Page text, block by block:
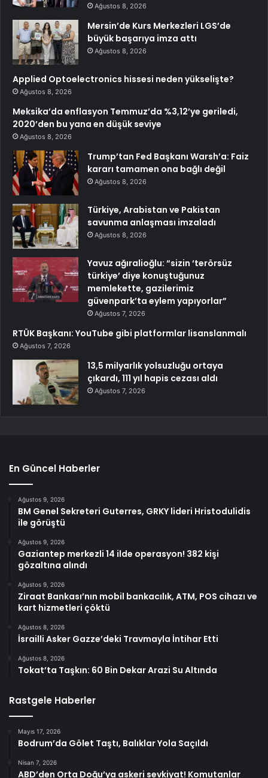
Ağustos 8, 2026
Mersin’de Kurs Merkezleri LGS’de
büyük başarıya imza attı
Ağustos 8, 2026
Applied Optoelectronics hissesi neden yükselişte?
Ağustos 8, 2026
Meksika’da enflasyon Temmuz’da %3,12’ye geriledi,
2020’den bu yana en düşük seviye
Ağustos 8, 2026
Trump’tan Fed Başkanı Warsh’a: Faiz
kararı tamamen ona bağlı değil
Ağustos 8, 2026
Türkiye, Arabistan ve Pakistan
savunma anlaşması imzaladı
Ağustos 8, 2026
Yavuz ağıralioğlu: “sizin ‘terörsüz
türkiye’ diye konuştuğunuz
memlekette, gazilerimiz
güvenpark’ta eylem yapıyorlar”
Ağustos 7, 2026
RTÜK Başkanı: YouTube gibi platformlar lisanslanmalı
Ağustos 7, 2026
13,5 milyarlık yolsuzluğu ortaya
çıkardı, 111 yıl hapis cezası aldı
Ağustos 7, 2026
En Güncel Haberler
Ağustos 9, 2026
BM Genel Sekreteri Guterres, GRKY lideri Hristodulidis
ile görüştü
Ağustos 9, 2026
Gaziantep merkezli 14 ilde operasyon! 382 kişi
gözaltına alındı
Ağustos 9, 2026
Ziraat Bankası’nın mobil bankacılık, ATM, POS cihazı ve
kart hizmetleri çöktü
Ağustos 8, 2026
İsrailli Asker Gazze’deki Travmayla İntihar Etti
Ağustos 8, 2026
Tokat’ta Taşkın: 60 Bin Dekar Arazi Su Altında
Rastgele Haberler
Mayıs 17, 2026
Bodrum’da Gölet Taştı, Balıklar Yola Saçıldı
Nisan 7, 2026
ABD’den Orta Doğu’ya askeri sevkiyat! Komutanlar